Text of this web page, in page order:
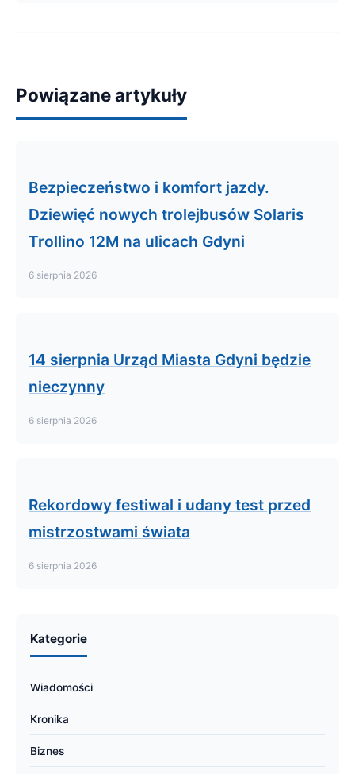
Powiązane artykuły
Bezpieczeństwo i komfort jazdy.
Dziewięć nowych trolejbusów Solaris
Trollino 12M na ulicach Gdyni
6 sierpnia 2026
14 sierpnia Urząd Miasta Gdyni będzie
nieczynny
6 sierpnia 2026
Rekordowy festiwal i udany test przed
mistrzostwami świata
6 sierpnia 2026
Kategorie
Wiadomości
Kronika
Biznes